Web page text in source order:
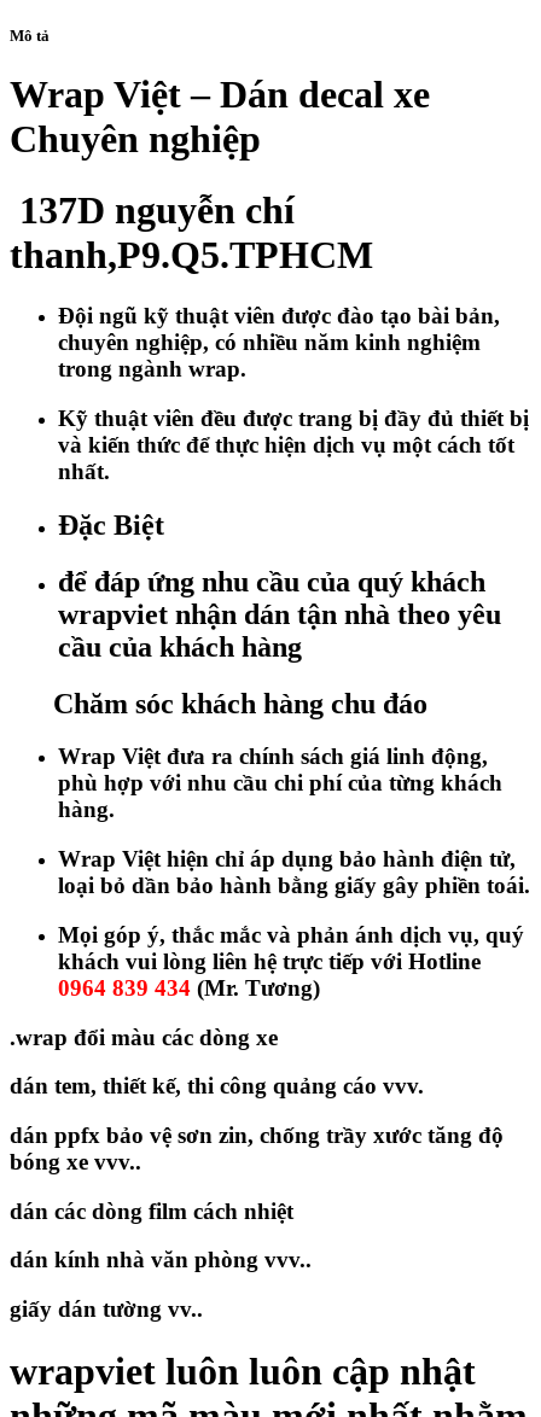
Mô tả
Wrap Việt – Dán decal xe
Chuyên nghiệp
137D nguyễn chí
thanh,P9.Q5.TPHCM
Đội ngũ kỹ thuật viên được đào tạo bài bản,
chuyên nghiệp, có nhiều năm kinh nghiệm
trong ngành wrap.
Kỹ thuật viên đều được trang bị đầy đủ thiết bị
và kiến thức để thực hiện dịch vụ một cách tốt
nhất.
Đặc Biệt
để đáp ứng nhu cầu của quý khách
wrapviet nhận dán tận nhà theo yêu
cầu của khách hàng
Chăm sóc khách hàng chu đáo
Wrap Việt đưa ra chính sách giá linh động,
phù hợp với nhu cầu chi phí của từng khách
hàng.
Wrap Việt hiện chỉ áp dụng bảo hành điện tử,
loại bỏ dần bảo hành bằng giấy gây phiền toái.
Mọi góp ý, thắc mắc và phản ánh dịch vụ, quý
khách vui lòng liên hệ trực tiếp với Hotline
0964 839 434 (Mr. Tương)
.wrap đổi màu các dòng xe
dán tem, thiết kế, thi công quảng cáo vvv.
dán ppfx bảo vệ sơn zin, chống trầy xước tăng độ
bóng xe vvv..
dán các dòng film cách nhiệt
dán kính nhà văn phòng vvv..
giấy dán tường vv..
wrapviet luôn luôn cập nhật